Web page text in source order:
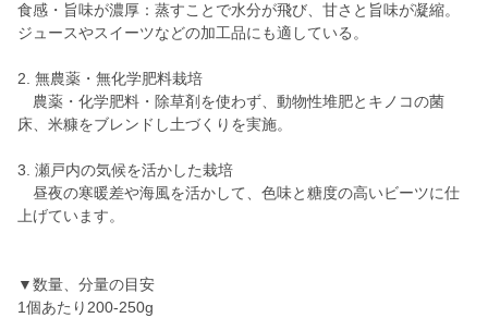
食感・旨味が濃厚：蒸すことで水分が飛び、甘さと旨味が凝縮。
ジュースやスイーツなどの加工品にも適している。
2. 無農薬・無化学肥料栽培
農薬・化学肥料・除草剤を使わず、動物性堆肥とキノコの菌
床、米糠をブレンドし土づくりを実施。
3. 瀬戸内の気候を活かした栽培
昼夜の寒暖差や海風を活かして、色味と糖度の高いビーツに仕
上げています。
▼数量、分量の目安
1個あたり200-250g